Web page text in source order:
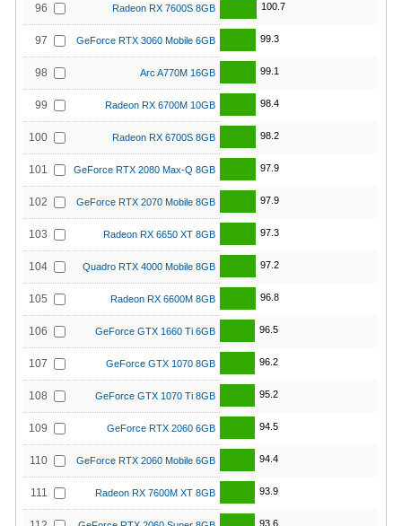
96 Radeon RX 7600S 8GB 100.7
97 GeForce RTX 3060 Mobile 6GB 99.3
98 Arc A770M 16GB 99.1
99 Radeon RX 6700M 10GB 98.4
100 Radeon RX 6700S 8GB 98.2
101 GeForce RTX 2080 Max-Q 8GB 97.9
102 GeForce RTX 2070 Mobile 8GB 97.9
103 Radeon RX 6650 XT 8GB 97.3
104 Quadro RTX 4000 Mobile 8GB 97.2
105 Radeon RX 6600M 8GB 96.8
106 GeForce GTX 1660 Ti 6GB 96.5
107 GeForce GTX 1070 8GB 96.2
108 GeForce GTX 1070 Ti 8GB 95.2
109 GeForce RTX 2060 6GB 94.5
110 GeForce RTX 2060 Mobile 6GB 94.4
111 Radeon RX 7600M XT 8GB 93.9
93.6